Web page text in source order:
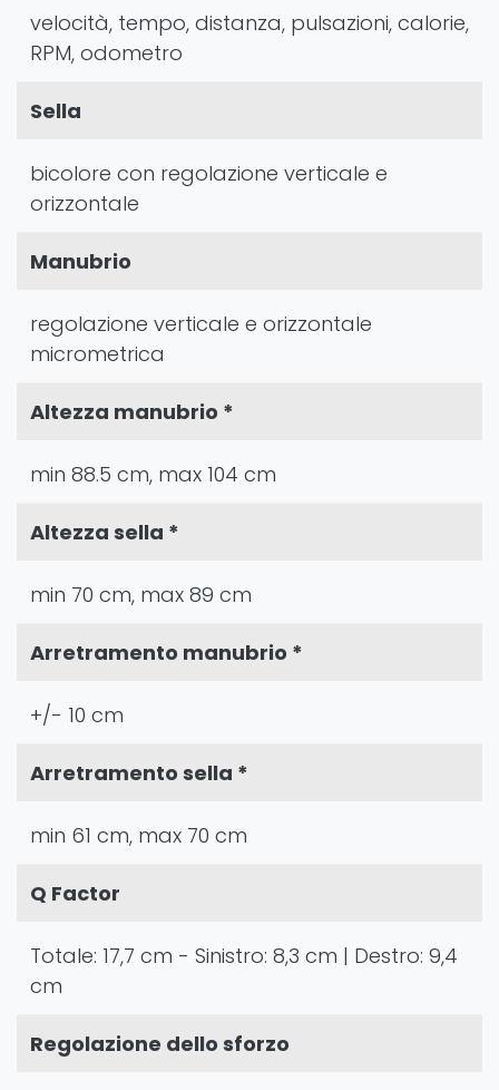
velocità, tempo, distanza, pulsazioni, calorie,
RPM, odometro
Sella
bicolore con regolazione verticale e
orizzontale
Manubrio
regolazione verticale e orizzontale
micrometrica
Altezza manubrio *
min 88.5 cm, max 104 cm
Altezza sella *
min 70 cm, max 89 cm
Arretramento manubrio *
+/- 10 cm
Arretramento sella *
min 61 cm, max 70 cm
Q Factor
Totale: 17,7 cm - Sinistro: 8,3 cm | Destro: 9,4
cm
Regolazione dello sforzo